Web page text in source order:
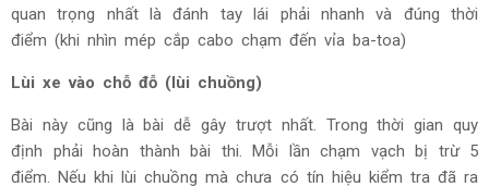
quan trọng nhất là đánh tay lái phải nhanh và đúng thời
điểm (khi nhìn mép cắp cabo chạm đến vỉa ba-toa)
Lùi xe vào chỗ đỗ (lùi chuồng)
Bài này cũng là bài dễ gây trượt nhất. Trong thời gian quy
định phải hoàn thành bài thi. Mỗi lần chạm vạch bị trừ 5
điểm. Nếu khi lùi chuồng mà chưa có tín hiệu kiểm tra đã ra